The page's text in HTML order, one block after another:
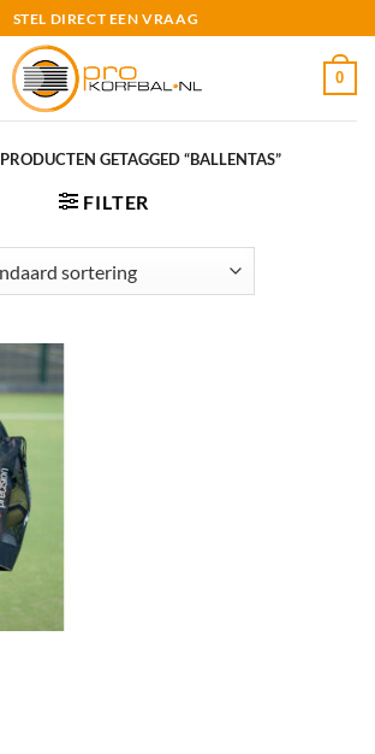
STEL DIRECT EEN VRAAG
0
PRODUCTEN GETAGGED “BALLENTAS”
FILTER